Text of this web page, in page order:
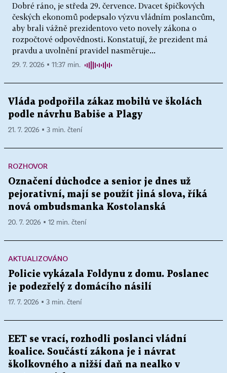
Dobré ráno, je středa 29. července. Dvacet špičkových
českých ekonomů podepsalo výzvu vládním poslancům,
aby brali vážně prezidentovo veto novely zákona o
rozpočtové odpovědnosti. Konstatují, že prezident má
pravdu a uvolnění pravidel nasměruje...
29. 7. 2026 ▪ 11:37 min.
Vláda podpořila zákaz mobilů ve školách
podle návrhu Babiše a Plagy
21. 7. 2026 ▪ 3 min. čtení
ROZHOVOR
Označení důchodce a senior je dnes už
pejorativní, mají se použít jiná slova, říká
nová ombudsmanka Kostolanská
20. 7. 2026 ▪ 12 min. čtení
AKTUALIZOVÁNO
Policie vykázala Foldynu z domu. Poslanec
je podezřelý z domácího násilí
17. 7. 2026 ▪ 3 min. čtení
EET se vrací, rozhodli poslanci vládní
koalice. Součástí zákona je i návrat
školkovného a nižší daň na nealko v